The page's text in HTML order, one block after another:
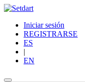
Iniciar sesión
REGISTRARSE
ES
|
EN